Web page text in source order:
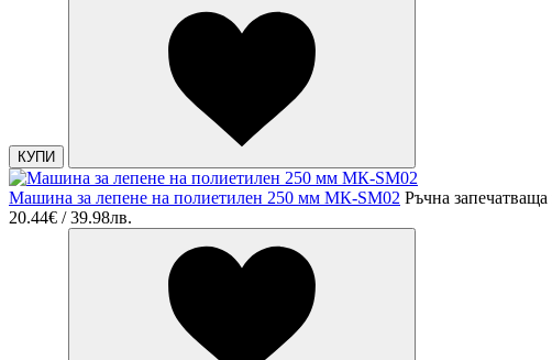
КУПИ
Машина за лепене на полиетилен 250 мм MК-SM02 Ръчна
20.44€ / 39.98лв.